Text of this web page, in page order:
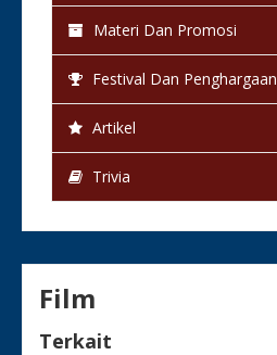
Materi Dan Promosi
Festival Dan Penghargaan
Artikel
Trivia
Film
Terkait